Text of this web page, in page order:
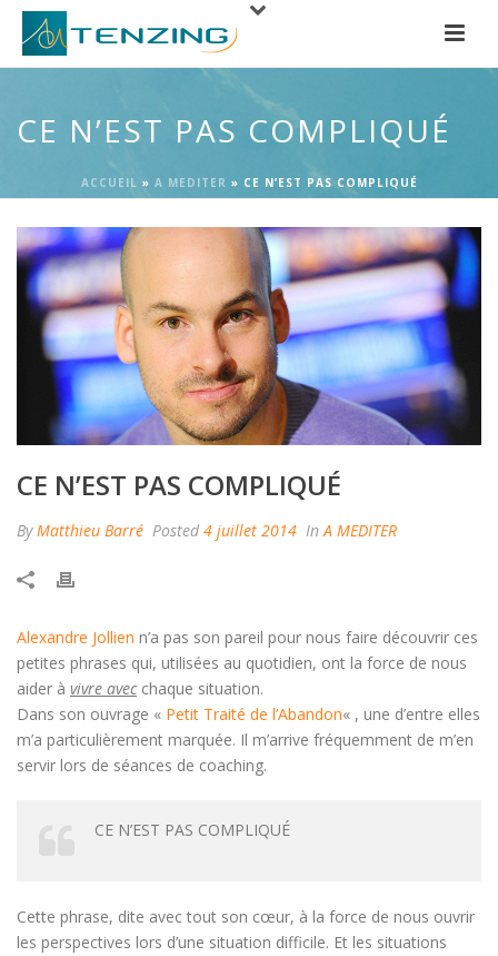
CE N’EST PAS COMPLIQUÉ
ACCUEIL » A MEDITER » CE N’EST PAS COMPLIQUÉ
CE N’EST PAS COMPLIQUÉ
ByMatthieu Barré Posted 4 juillet 2014 InA MEDITER
Alexandre Jollien n’a pas son pareil pour nous faire découvrir ces
petites phrases qui, utilisées au quotidien, ont la force de nous
aider à vivre avecchaque situation.
Dans son ouvrage « Petit Traité de l’Abandon« , une d’entre elles
m’a particulièrement marquée. Il m’arrive fréquemment de m’en
servir lors de séances de coaching.
CE N’EST PAS COMPLIQUÉ
Cette phrase, dite avec tout son cœur, à la force de nous ouvrir
les perspectives lors d’une situation difficile. Et les situations